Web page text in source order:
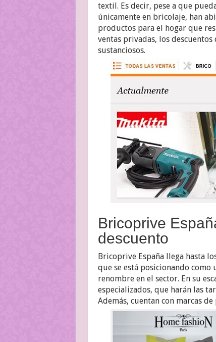
textil. Es decir, pese a que
únicamente en bricolaje, han
productos para el hogar que
ventas privadas, los
sustanciosos.
Bricoprive
descuento
Bricoprive España llega hasta
que se está posicionando como
renombre en el sector. En su
especializados, que harán las
Además, cuentan con marcas